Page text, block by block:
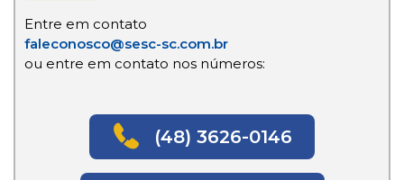
Entre em contato
faleconosco@sesc-sc.com.br
ou entre em contato nos números:
(48) 3626-0146